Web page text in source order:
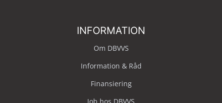
INFORMATION
Om DBVVS
Information & Råd
Finansiering